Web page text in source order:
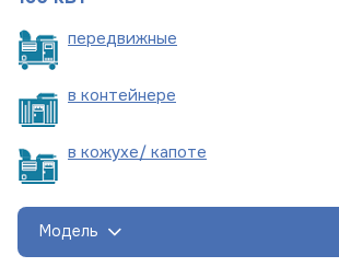
передвижные
в контейнере
в кожухе/ капоте
Модель